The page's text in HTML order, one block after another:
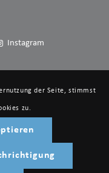
Instagram
der Seite, stimmst
zu.